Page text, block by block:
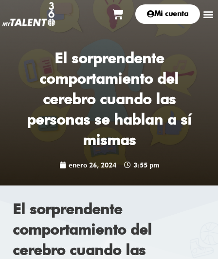
contenido
CarritoMi cuenta
El sorprendente
comportamiento del
cerebro cuando las
personas se hablan a sí
mismas
enero 26, 2024 3:55 pm
El sorprendente
comportamiento del
cerebro cuando las